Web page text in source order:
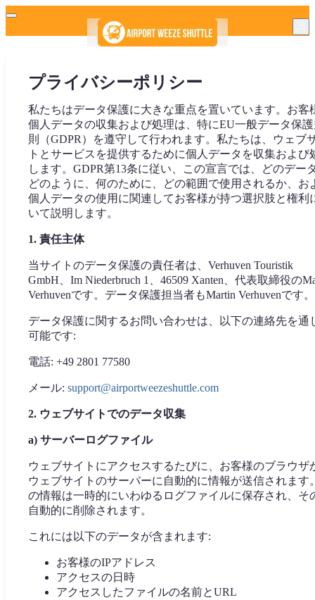
プライバシーポリシー
私たちはデータ保護に大きな重点を置いています。お客
個人データの収集および処理は、特にEU一般データ保
則（GDPR）を遵守して行われます。私たちは、ウェブ
トとサービスを提供するために個人データを収集および
します。GDPR第13条に従い、この宣言では、どのデー
どのように、何のために、どの範囲で使用されるか、お
個人データの使用に関連してお客様が持つ選択肢と権利
いて説明します。
1. 責任主体
当サイトのデータ保護の責任者は、Verhuven Touristik
GmbH、Im Niederbruch 1、46509 Xanten、代表取締役の
Verhuvenです。データ保護担当者もMartin Verhuvenです。
データ保護に関するお問い合わせは、以下の連絡先を通
可能です:
電話: +49 2801 77580
メール: support@airportweezeshuttle.com
2. ウェブサイトでのデータ収集
a) サーバーログファイル
ウェブサイトにアクセスするたびに、お客様のブラウザ
ウェブサイトのサーバーに自動的に情報が送信されます
の情報は一時的にいわゆるログファイルに保存され、そ
自動的に削除されます。
これには以下のデータが含まれます:
お客様のIPアドレス
アクセスの日時
アクセスしたファイルの名前とURL